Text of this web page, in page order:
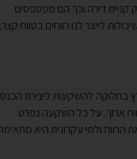
דירה וכך הם מפספסים
לייצר לנו רווחים בטווח קצר,
בחלוקה להשקעות ליצירת
ארוך. על כל השקעה נפרט
הרווח ולמי עקרונית היא